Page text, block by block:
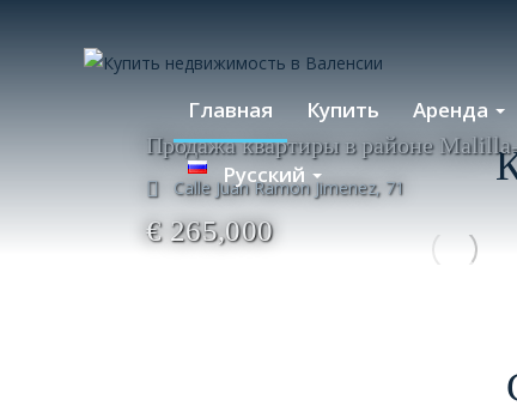
Главная Купить Аренда
Русский
Продажа квартиры в районе
Calle Juan Ramon Jimenez, 71
€ 265,000